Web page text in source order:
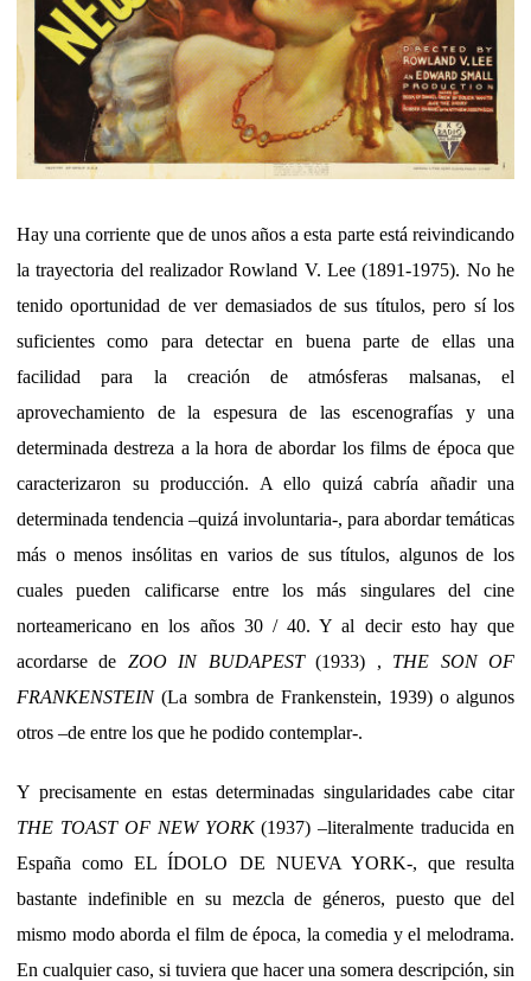
Hay una corriente que de unos años a esta parte está reivindicando
la trayectoria del realizador Rowland V. Lee (1891-1975). No he
tenido oportunidad de ver demasiados de sus títulos, pero sí los
suficientes como para detectar en buena parte de ellas una
facilidad para la creación de atmósferas malsanas, el
aprovechamiento de la espesura de las escenografías y una
determinada destreza a la hora de abordar los films de época que
caracterizaron su producción. A ello quizá cabría añadir una
determinada tendencia –quizá involuntaria-, para abordar temáticas
más o menos insólitas en varios de sus títulos, algunos de los
cuales pueden calificarse entre los más singulares del cine
norteamericano en los años 30 / 40. Y al decir esto hay que
acordarse de ZOO IN BUDAPEST(1933) , THE SON OF
FRANKENSTEIN(La sombra de Frankenstein, 1939) o algunos
otros –de entre los que he podido contemplar-.
Y precisamente en estas determinadas singularidades cabe citar
THE TOAST OF NEW YORK(1937) –literalmente traducida en
España como EL ÍDOLO DE NUEVA YORK-, que resulta
bastante indefinible en su mezcla de géneros, puesto que del
mismo modo aborda el film de época, la comedia y el melodrama.
En cualquier caso, si tuviera que hacer una somera descripción, sin